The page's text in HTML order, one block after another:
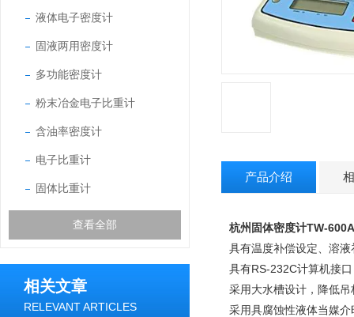
液体电子密度计
固液两用密度计
多功能密度计
粉末冶金电子比重计
含油率密度计
电子比重计
固体比重计
查看全部
相关文章
RELEVANT ARTICLES
产品介绍
杭州固体密度计TW-600A
具有温度补偿设定、溶
具有RS-232C计算机接
采用大水槽设计，降低
采用具腐蚀性液体当媒